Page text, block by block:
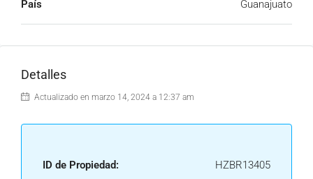
País Guanajuato
Detalles
Actualizado en marzo 14, 2024 a 12:37 am
ID de Propiedad: HZBR13405